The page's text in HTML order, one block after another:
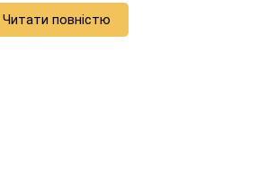
Читати повністю